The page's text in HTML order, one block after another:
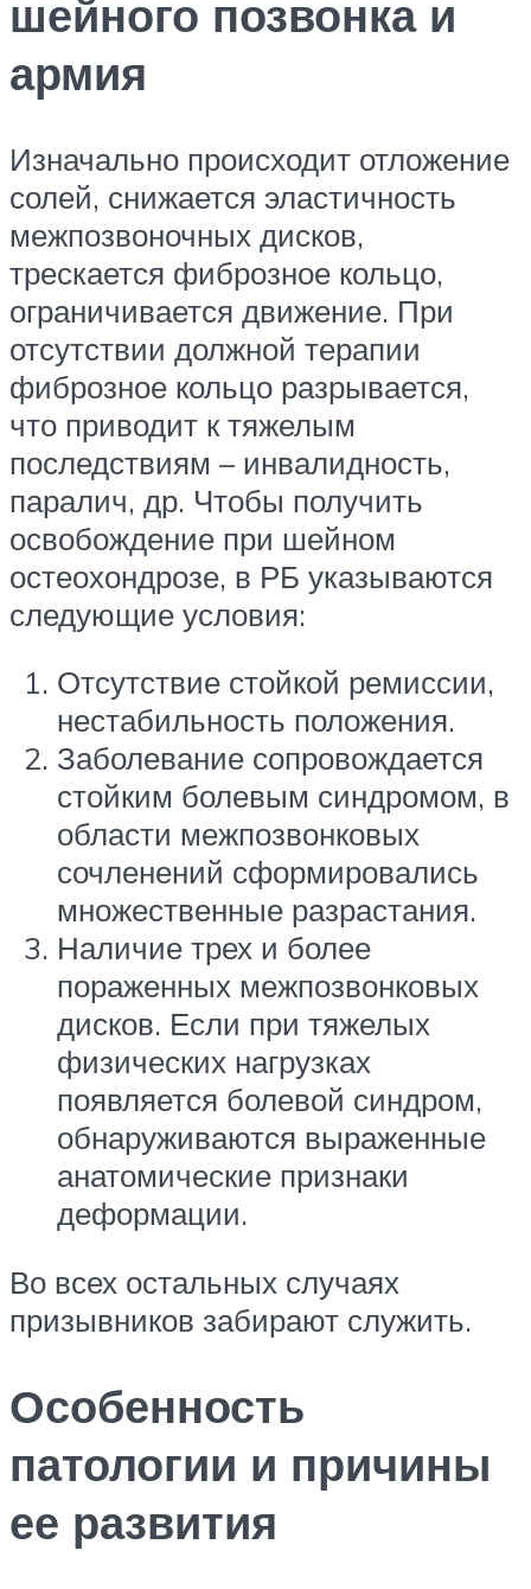
шейного позвонка и
армия
Изначально происходит отложение
солей, снижается эластичность
межпозвоночных дисков,
трескается фиброзное кольцо,
ограничивается движение. При
отсутствии должной терапии
фиброзное кольцо разрывается,
что приводит к тяжелым
последствиям – инвалидность,
паралич, др. Чтобы получить
освобождение при шейном
остеохондрозе, в РБ указываются
следующие условия:
Отсутствие стойкой ремиссии,
нестабильность положения.
Заболевание сопровождается
стойким болевым синдромом, в
области межпозвонковых
сочленений сформировались
множественные разрастания.
Наличие трех и более
пораженных межпозвонковых
дисков. Если при тяжелых
физических нагрузках
появляется болевой синдром,
обнаруживаются выраженные
анатомические признаки
деформации.
Во всех остальных случаях
призывников забирают служить.
Особенность
патологии и причины
ее развития